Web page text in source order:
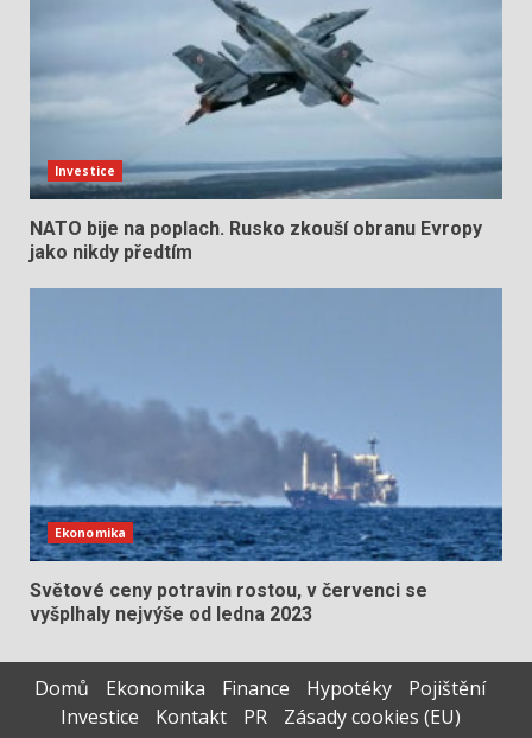
Investice
NATO bije na poplach. Rusko zkouší obranu Evropy
jako nikdy předtím
Ekonomika
Světové ceny potravin rostou, v červenci se
vyšplhaly nejvýše od ledna 2023
Domů Ekonomika Finance Hypotéky
Pojištění
Investice
Kontakt PR Zásady cookies (EU)